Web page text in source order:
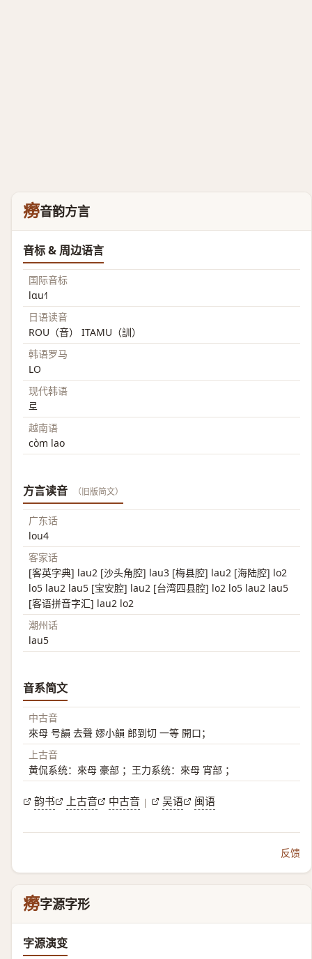
癆音韵方言
音标 & 周边语言
国际音标
lɑu˧˥
日语读音
ROU（音） ITAMU（訓）
韩语罗马
LO
现代韩语
로
越南语
còm lao
方言读音 （旧版简文）
广东话
lou4
客家话
[客英字典] lau2 [沙头角腔] lau3 [梅县腔] lau2 [海陆腔] lo2
lo5 lau2 lau5 [宝安腔] lau2 [台湾四县腔] lo2 lo5 lau2 lau5
[客语拼音字汇] lau2 lo2
潮州话
lau5
音系简文
中古音
來母 号韻 去聲 嫪小韻 郎到切 一等 開口；
上古音
黄侃系统：來母 豪部 ；王力系统：來母 宵部 ；
韵书 上古音 中古音 | 吴语 闽语
反馈
癆字源字形
字源演变